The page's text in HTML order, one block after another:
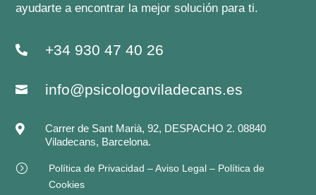
ayudarte a encontrar la mejor solución para ti.
 +34 930 47 40 26
 info@psicologoviladecans.es

Carrer de Sant Marià, 92, DESPACHO 2. 08840
Viladecans, Barcelona.
=
Política de Privacidad – Aviso Legal – Política de
Cookies